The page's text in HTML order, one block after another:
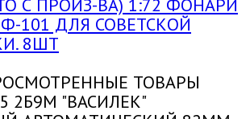
С ПРОИЗ-ВА) 1:72 ФОНАРИ
101 ДЛЯ СОВЕТСКОЙ
8ШТ
ТОВАРЫ